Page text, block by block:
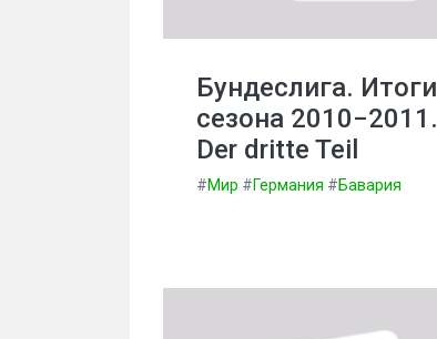
Бундеслига. Итоги
сезона 2010−2011.
Der dritte Teil
#Мир #Германия #Бавария